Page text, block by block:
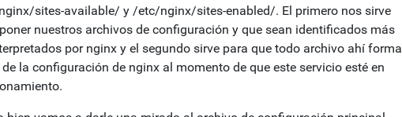
sites-available/ y /etc/nginx/sites-enabled/. El primero nos sirve
nuestros archivos de configuración y que sean identificados más
por nginx y el segundo sirve para que todo archivo ahí forma
de la configuración de nginx al momento de que este servicio esté en